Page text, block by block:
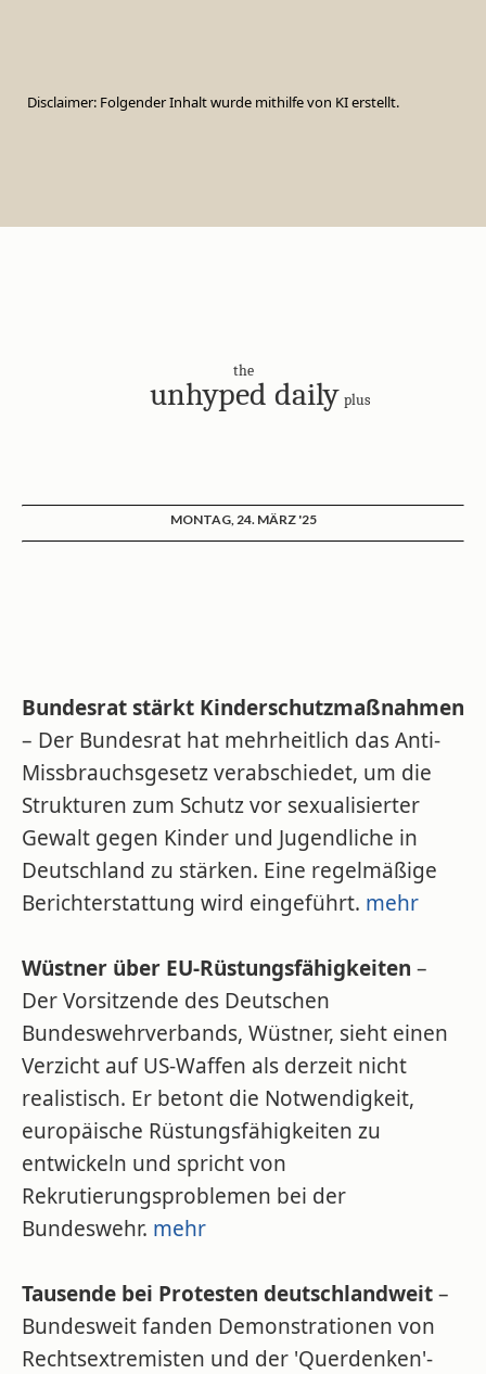
Disclaimer: Folgender Inhalt wurde mithilfe von KI erstellt.
the
unhyped daily plus
MONTAG, 24. MÄRZ '25
Bundesrat stärkt Kinderschutzmaßnahmen
– Der Bundesrat hat mehrheitlich das Anti-
Missbrauchsgesetz verabschiedet, um die
Strukturen zum Schutz vor sexualisierter
Gewalt gegen Kinder und Jugendliche in
Deutschland zu stärken. Eine regelmäßige
Berichterstattung wird eingeführt. mehr
Wüstner über EU-Rüstungsfähigkeiten –
Der Vorsitzende des Deutschen
Bundeswehrverbands, Wüstner, sieht einen
Verzicht auf US-Waffen als derzeit nicht
realistisch. Er betont die Notwendigkeit,
europäische Rüstungsfähigkeiten zu
entwickeln und spricht von
Rekrutierungsproblemen bei der
Bundeswehr. mehr
Tausende bei Protesten deutschlandweit–
Bundesweit fanden Demonstrationen von
Rechtsextremisten und der 'Querdenken'-